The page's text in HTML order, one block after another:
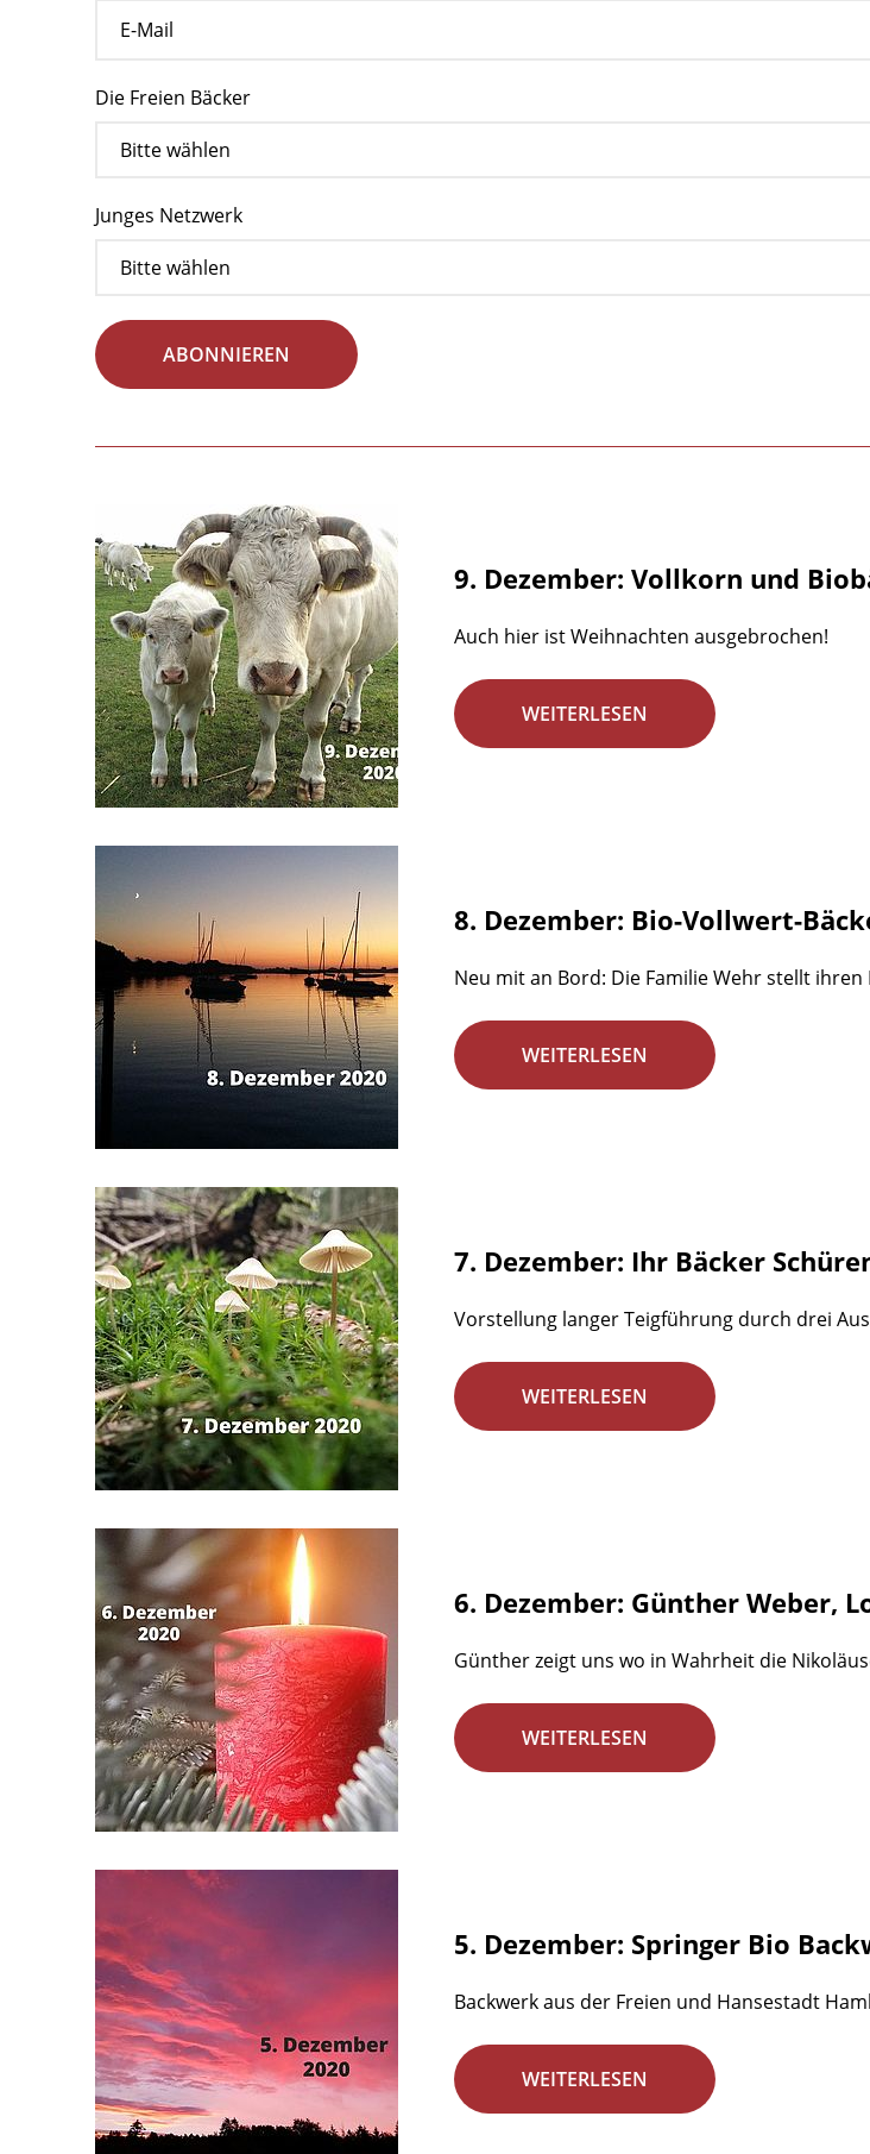
Die Freien Bäcker
Junges Netzwerk
ABONNIEREN
9. Dezember: Vollkorn und
Auch hier ist Weihnachten ausgebrochen!
WEITERLESEN
8. Dezember: Bio-Vollwert-
Neu mit an Bord: Die Familie Wehr stellt ihren
WEITERLESEN
7. Dezember: Ihr Bäcker
Vorstellung langer Teigführung durch drei
WEITERLESEN
6. Dezember: Günther Weber,
Günther zeigt uns wo in Wahrheit die
WEITERLESEN
5. Dezember: Springer Bio
Backwerk aus der Freien und Hansestadt
WEITERLESEN